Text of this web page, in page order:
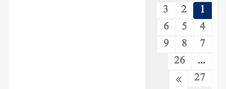
1
2
3
4
5
6
7
8
9
...
26
27